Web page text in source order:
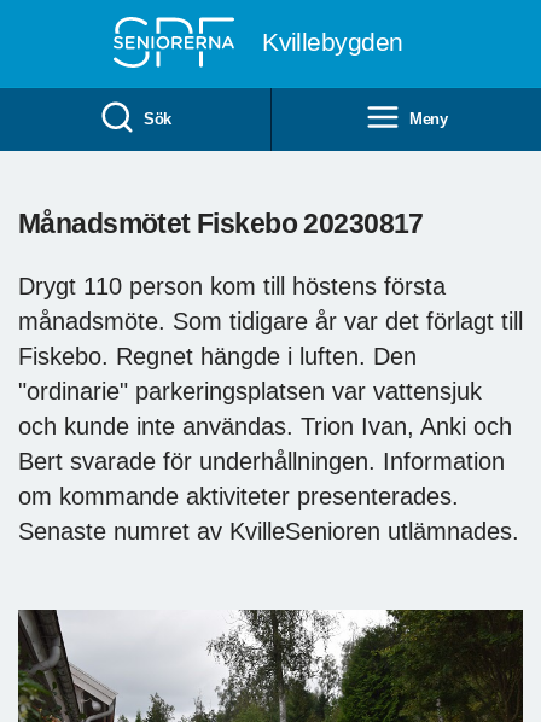
Kvillebygden
Sök Meny
Månadsmötet Fiskebo 20230817
Drygt 110 person kom till höstens första
månadsmöte. Som tidigare år var det förlagt till
Fiskebo. Regnet hängde i luften. Den
"ordinarie" parkeringsplatsen var vattensjuk
och kunde inte användas. Trion Ivan, Anki och
Bert svarade för underhållningen. Information
om kommande aktiviteter presenterades.
Senaste numret av KvilleSenioren utlämnades.